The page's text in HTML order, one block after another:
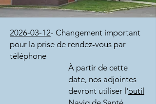
2026-03-12- Changement important
pour la prise de rendez-vous par
téléphone
À partir de cette
date, nos adjointes
devront utiliser l'outil